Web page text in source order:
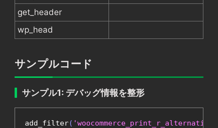
get_header
wp_head
サンプルコード
サンプル1: デバッグ情報を整形
add_filter(